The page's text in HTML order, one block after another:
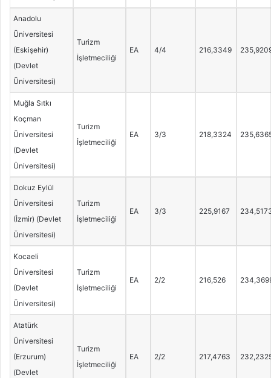
Anadolu
Üniversitesi
(Eskişehir)
(Devlet
Üniversitesi)
Turizm
İşletmeciliği
EA 4/4 216,3349
Muğla Sıtkı
Koçman
Üniversitesi
(Devlet
Üniversitesi)
Turizm
İşletmeciliği
EA 3/3 218,3324
Dokuz Eylül
Üniversitesi
(İzmir) (Devlet
Üniversitesi)
Turizm
İşletmeciliği
EA 3/3 225,9167
Kocaeli
Üniversitesi
(Devlet
Üniversitesi)
Turizm
İşletmeciliği
EA 2/2 216,526
Atatürk
Üniversitesi
(Erzurum)
(Devlet
Turizm
İşletmeciliği
EA 2/2 217,4763